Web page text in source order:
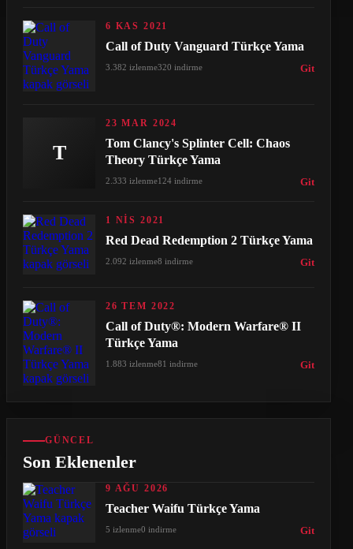
6 KAS 2021
Call of Duty Vanguard Türkçe Yama
3.382 izlenme320 indirme Git
T
23 MAR 2024
Tom Clancy's Splinter Cell: Chaos
Theory Türkçe Yama
2.333 izlenme124 indirme Git
1 NIS 2021
Red Dead Redemption 2 Türkçe Yama
2.092 izlenme8 indirme Git
26 TEM 2022
Call of Duty®: Modern Warfare® II
Türkçe Yama
1.883 izlenme81 indirme Git
GÜNCEL
Son Eklenenler
9 AĞU 2026
Teacher Waifu Türkçe Yama
5 izlenme0 indirme Git